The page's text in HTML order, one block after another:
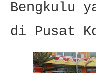
Bengkulu
di Pusat